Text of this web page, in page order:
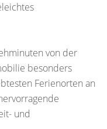
von der
besonders
Ferienorten an
und